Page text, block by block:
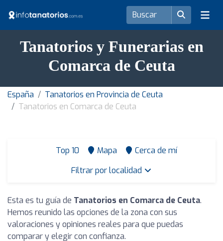
Tanatorios y Funerarias en
Comarca de Ceuta
España
Tanatorios en Provincia de Ceuta
Tanatorios en Comarca de Ceuta
Top 10 Mapa
Cerca de mí
Filtrar por localidad
Esta es tu guía de Tanatorios en Comarca de Ceuta.
Hemos reunido las opciones de la zona con sus
valoraciones y opiniones reales para que puedas
comparar y elegir con confianza.